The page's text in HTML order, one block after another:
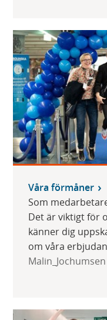
Våra förmåner
Som
Det är viktigt för
känner dig
om våra
Malin_Jochumsen